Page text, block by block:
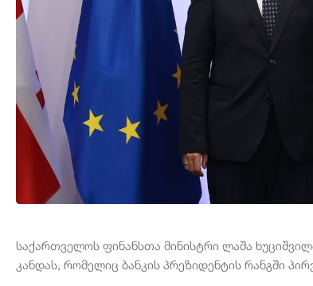
საქართველოს ფინანსთა მინისტრი ლაშა
კანდას, რომელიც ბანკის პრეზიდენტის რანგში